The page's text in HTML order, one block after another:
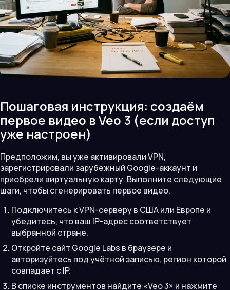
Пошаговая инструкция: создаём
первое видео в Veo 3 (если доступ
уже настроен)
Предположим, вы уже активировали VPN,
зарегистрировали зарубежный Google-аккаунт и
приобрели виртуальную карту. Выполните следующие
шаги, чтобы сгенерировать первое видео.
Подключитесь к VPN-серверу в США или Европе и
убедитесь, что ваш IP-адрес соответствует
выбранной стране.
Откройте сайт Google Labs в браузере и
авторизуйтесь под учётной записью, регион которой
совпадает с IP.
В списке инструментов найдите «Veo 3» и нажмите